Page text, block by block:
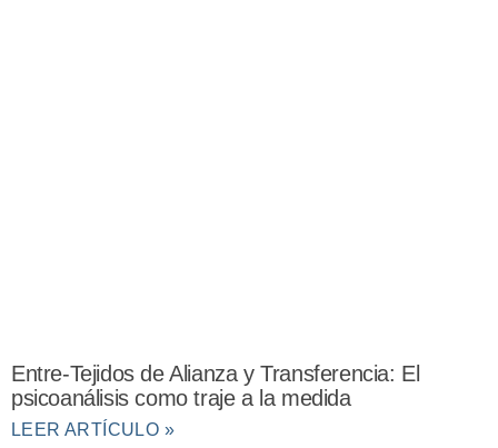
Entre-Tejidos de Alianza y Transferencia: El
psicoanálisis como traje a la medida
LEER ARTÍCULO »